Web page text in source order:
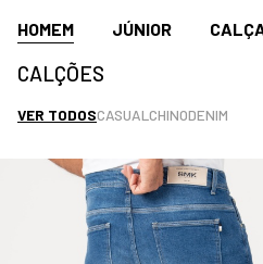
HOMEM JÚNIOR
CALÇÕES
VER TODOSCASUAL CHINODENIM